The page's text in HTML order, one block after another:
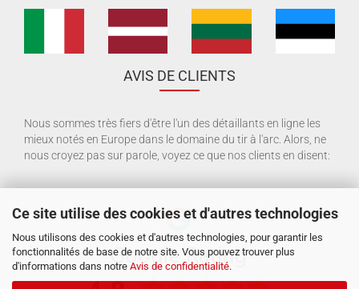
Ce site utilise des cookies et d'autres technologies
Nous utilisons des cookies et d'autres technologies, pour garantir les
fonctionnalités de base de notre site. Vous pouvez trouver plus
d'informations dans notre Avis de confidentialité.
AVIS DE CLIENTS
Nous sommes très fiers d'être l'un des détaillants en ligne les
mieux notés en Europe dans le domaine du tir à l'arc. Alors, ne
nous croyez pas sur parole, voyez ce que nos clients en disent: